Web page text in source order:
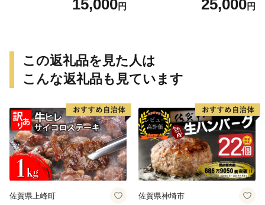
15,000円 25,000円
この返礼品を見た人は
こんな返礼品も見ています
佐賀県上峰町 佐賀県神埼市